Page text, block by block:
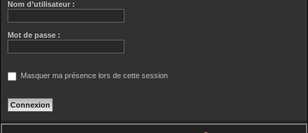
Nom d’utilisateur :
Mot de passe :
Masquer ma présence lors de cette session